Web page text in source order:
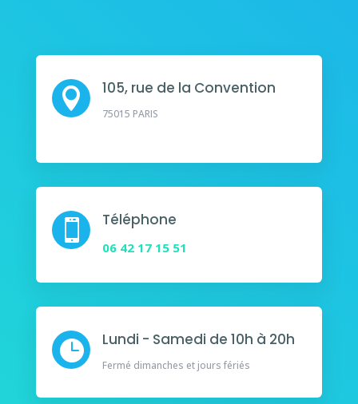
 105, rue de la Convention
75015 PARIS
 Téléphone
06 42 17 15 51
 Lundi - Samedi de 10h à 20h
Fermé dimanches et jours fériés